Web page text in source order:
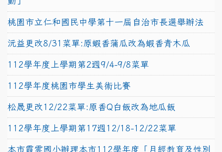
桃園市立仁和國民中學第十一屆自治市長選舉辦法
沅益更改8/31菜單:原蝦香蒲瓜改為蝦香青木瓜
112學年度上學期第2週9/4-9/8菜單
112學年度桃園市學生美術比賽
松晟更改12/22菜單:原香Q白飯改為地瓜飯
112學年度上學期第17週12/18-12/22菜單
本市霞雲國小辦理本市112學年度「月經教育及性別